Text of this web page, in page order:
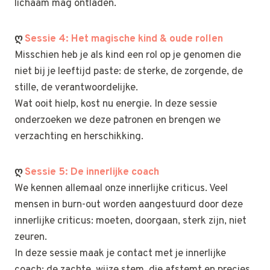
lichaam mag ontladen.
ღSessie 4: Het magische kind & oude rollen
Misschien heb je als kind een rol op je genomen die
niet bij je leeftijd paste: de sterke, de zorgende, de
stille, de verantwoordelijke.
Wat ooit hielp, kost nu energie. In deze sessie
onderzoeken we deze patronen en brengen we
verzachting en herschikking.
ღSessie 5: De innerlijke coach
We kennen allemaal onze innerlijke criticus. Veel
mensen in burn-out worden aangestuurd door deze
innerlijke criticus: moeten, doorgaan, sterk zijn, niet
zeuren.
In deze sessie maak je contact met je innerlijke